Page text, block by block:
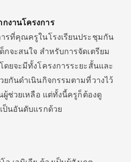
กงานโครงการ
รที่คุณครูในโรงเรียนประชุมกัน
กจะสนใจ สำหรับการจัดเตรียม
ยจะมีทั้งโครงการระยะสั้นและ
ยกันดำเนินกิจกรรมตามที่วางไว้
ผู้ช่วยเหลือ แต่ทั้งนี้ครูก็ต้องดู
ป็นอันดับแรกด้วย